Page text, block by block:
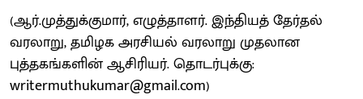
(ஆர்.முத்துக்குமார், எழுத்தாளர். இந்தியத் தேர்தல்
வரலாறு, தமிழக அரசியல் வரலாறு முதலான
புத்தகங்களின் ஆசிரியர். தொடர்புக்கு:
writermuthukumar@gmail.com)